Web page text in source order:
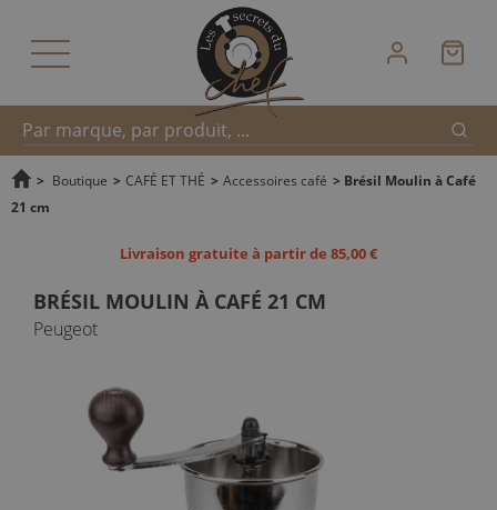
Recherche
> Boutique > CAFÉ ET THÉ > Accessoires café > Brésil Moulin à Café
21 cm
Livraison gratuite à partir de 85,00 €
BRÉSIL MOULIN À CAFÉ 21 CM
Peugeot